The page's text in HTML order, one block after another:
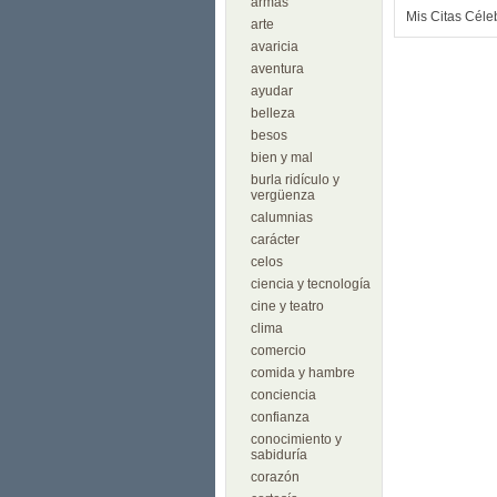
arte
avaricia
aventura
ayudar
belleza
besos
bien y mal
burla ridículo y
vergüenza
calumnias
carácter
celos
ciencia y tecnología
cine y teatro
clima
comercio
comida y hambre
conciencia
confianza
conocimiento y
sabiduría
corazón
Mis Citas